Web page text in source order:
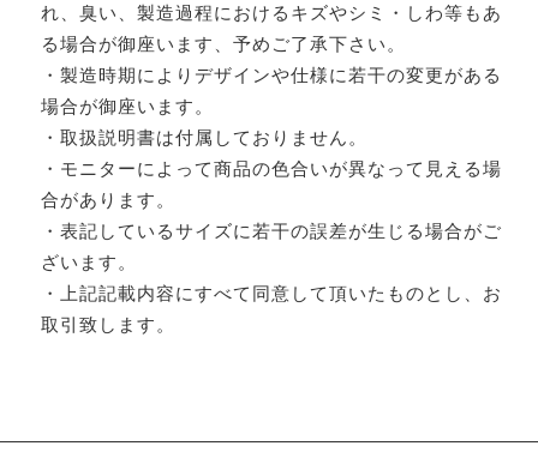
れ、臭い、製造過程におけるキズやシミ・しわ等もあ
る場合が御座います、予めご了承下さい。
・製造時期によりデザインや仕様に若干の変更がある
場合が御座います。
・取扱説明書は付属しておりません。
・モニターによって商品の色合いが異なって見える場
合があります。
・表記しているサイズに若干の誤差が生じる場合がご
ざいます。
・上記記載内容にすべて同意して頂いたものとし、お
取引致します。